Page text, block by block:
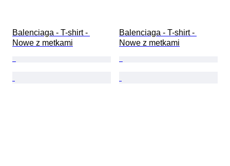
Balenciaga - T-shirt -
Nowe z metkami
Balenciaga - T-shirt -
Nowe z metkami